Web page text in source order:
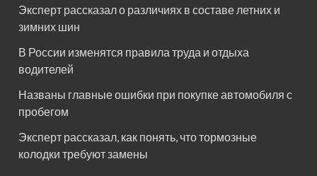
Эксперт рассказал о различиях в составе летних и
зимних шин
В России изменятся правила труда и отдыха
водителей
Названы главные ошибки при покупке автомобиля с
пробегом
Эксперт рассказал, как понять, что тормозные
колодки требуют замены